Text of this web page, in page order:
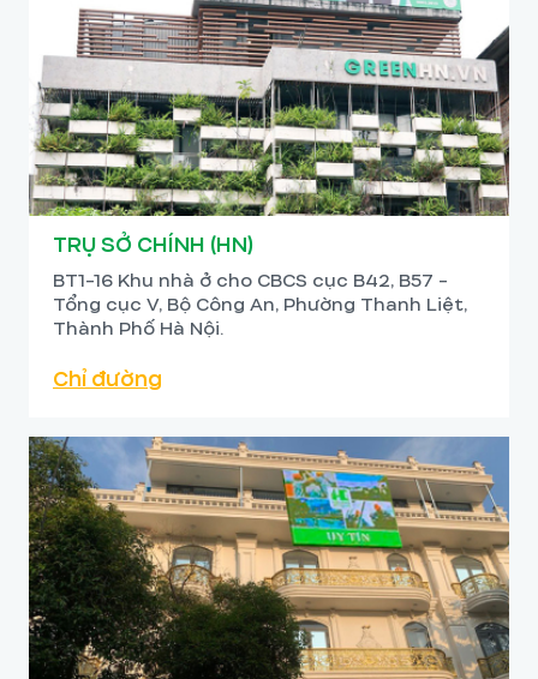
TRỤ SỞ CHÍNH (HN)
BT1-16 Khu nhà ở cho CBCS cục B42, B57 -
Tổng cục V, Bộ Công An, Phường Thanh Liệt,
Thành Phố Hà Nội.
Chỉ đường